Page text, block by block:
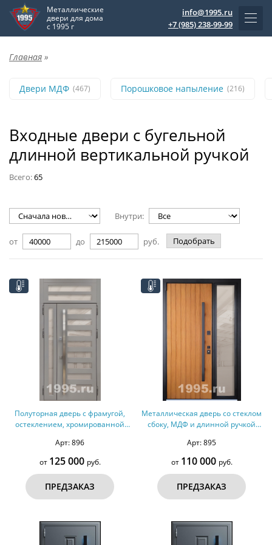
Металлические
двери для дома
с 1995 г
info@1995.ru
+7 (985) 238-99-99
Главная »
Двери МДФ (467) Порошковое напыление (216)
Входные двери с бугельной
длинной вертикальной ручкой
Всего:65
Внутри:
от до руб. Подобрать
Полуторная дверь с фрамугой,
остеклением, хромированной
Арт: 896
от 125 000 руб.
ПРЕДЗАКАЗ
Металлическая дверь со стеклом
сбоку, МДФ и длинной ручкой
Арт: 895
от 110 000 руб.
ПРЕДЗАКАЗ